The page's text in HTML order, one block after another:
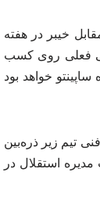
خیبر در هفته
فعلی روی کسب
خواهد بود
تیم زیر ذره‌بین
استقلال در